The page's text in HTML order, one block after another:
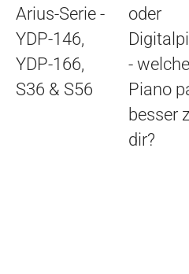
Arius-Serie -
YDP-146,
YDP-166,
S36 & S56
oder
-
Piano
besser
dir?